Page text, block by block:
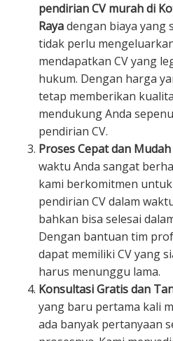
pendirian CV murah di
Rayadengan biaya yang
tidak perlu
mendapatkan CV yang
hukum. Dengan harga
tetap memberikan
mendukung Anda
pendirian CV.
Proses Cepat dan Mudah
waktu Anda sangat
kami berkomitmen
pendirian CV dalam
bahkan bisa selesai
Dengan bantuan tim
dapat memiliki CV yang
harus menunggu lama.
Konsultasi Gratis dan
yang baru pertama kali
ada banyak pertanyaan